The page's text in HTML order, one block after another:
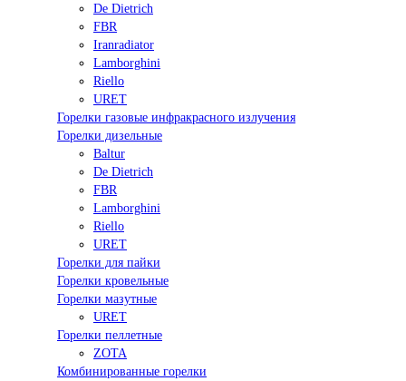
De Dietrich
FBR
Iranradiator
Lamborghini
Riello
URET
Горелки газовые инфракрасного излучения
Горелки дизельные
Baltur
De Dietrich
FBR
Lamborghini
Riello
URET
Горелки для пайки
Горелки кровельные
Горелки мазутные
URET
Горелки пеллетные
ZOTA
Комбинированные горелки